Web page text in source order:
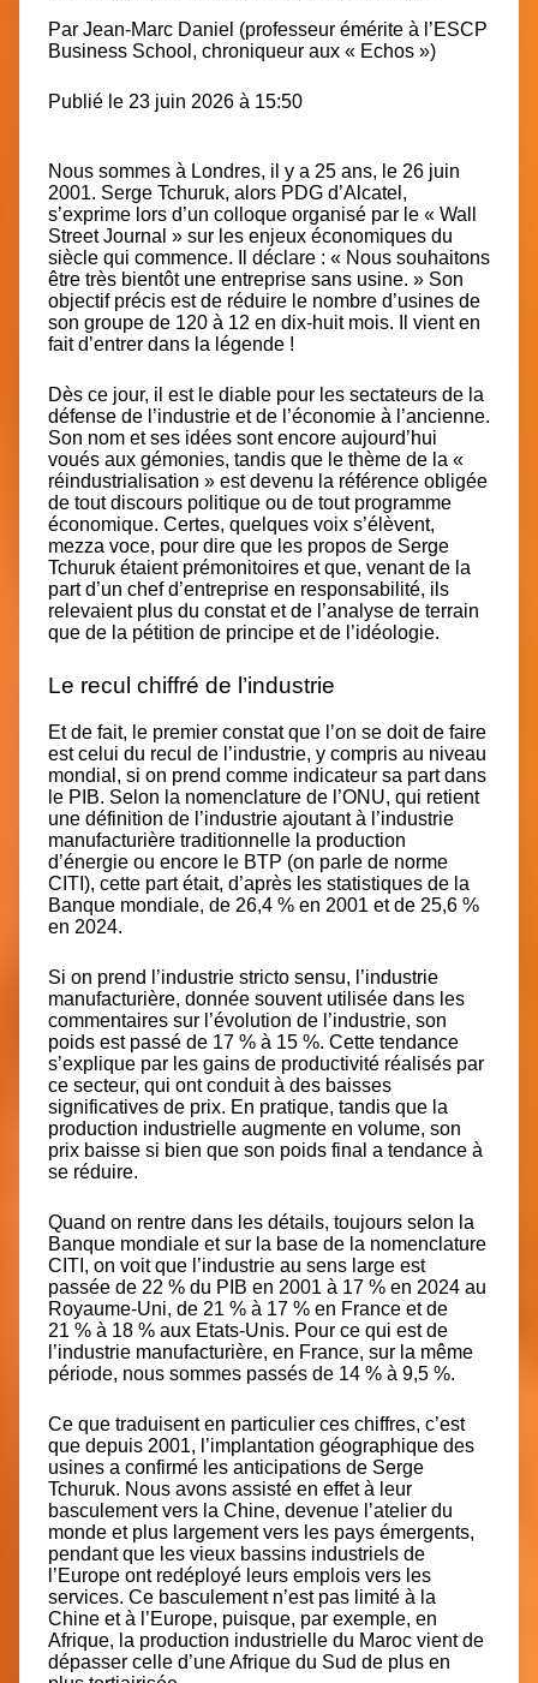
Par Jean-Marc Daniel (professeur émérite à l’ESCP
Business School, chroniqueur aux « Echos »)
Publié le 23 juin 2026 à 15:50
Nous sommes à Londres, il y a 25 ans, le 26 juin
2001. Serge Tchuruk, alors PDG d’Alcatel,
s’exprime lors d’un colloque organisé par le « Wall
Street Journal » sur les enjeux économiques du
siècle qui commence. Il déclare : « Nous souhaitons
être très bientôt une entreprise sans usine. » Son
objectif précis est de réduire le nombre d’usines de
son groupe de 120 à 12 en dix-huit mois. Il vient en
fait d’entrer dans la légende !
Dès ce jour, il est le diable pour les sectateurs de la
défense de l’industrie et de l’économie à l’ancienne.
Son nom et ses idées sont encore aujourd’hui
voués aux gémonies, tandis que le thème de la «
réindustrialisation » est devenu la référence obligée
de tout discours politique ou de tout programme
économique. Certes, quelques voix s’élèvent,
mezza voce, pour dire que les propos de Serge
Tchuruk étaient prémonitoires et que, venant de la
part d’un chef d’entreprise en responsabilité, ils
relevaient plus du constat et de l’analyse de terrain
que de la pétition de principe et de l’idéologie.
Le recul chiffré de l’industrie
Et de fait, le premier constat que l’on se doit de faire
est celui du recul de l’industrie, y compris au niveau
mondial, si on prend comme indicateur sa part dans
le PIB. Selon la nomenclature de l’ONU, qui retient
une définition de l’industrie ajoutant à l’industrie
manufacturière traditionnelle la production
d’énergie ou encore le BTP (on parle de norme
CITI), cette part était, d’après les statistiques de la
Banque mondiale, de 26,4 % en 2001 et de 25,6 %
en 2024.
Si on prend l’industrie stricto sensu, l’industrie
manufacturière, donnée souvent utilisée dans les
commentaires sur l’évolution de l’industrie, son
poids est passé de 17 % à 15 %. Cette tendance
s’explique par les gains de productivité réalisés par
ce secteur, qui ont conduit à des baisses
significatives de prix. En pratique, tandis que la
production industrielle augmente en volume, son
prix baisse si bien que son poids final a tendance à
se réduire.
Quand on rentre dans les détails, toujours selon la
Banque mondiale et sur la base de la nomenclature
CITI, on voit que l’industrie au sens large est
passée de 22 % du PIB en 2001 à 17 % en 2024 au
Royaume-Uni, de 21 % à 17 % en France et de
21 % à 18 % aux Etats-Unis. Pour ce qui est de
l’industrie manufacturière, en France, sur la même
période, nous sommes passés de 14 % à 9,5 %.
Ce que traduisent en particulier ces chiffres, c’est
que depuis 2001, l’implantation géographique des
usines a confirmé les anticipations de Serge
Tchuruk. Nous avons assisté en effet à leur
basculement vers la Chine, devenue l’atelier du
monde et plus largement vers les pays émergents,
pendant que les vieux bassins industriels de
l’Europe ont redéployé leurs emplois vers les
services. Ce basculement n’est pas limité à la
Chine et à l’Europe, puisque, par exemple, en
Afrique, la production industrielle du Maroc vient de
dépasser celle d’une Afrique du Sud de plus en